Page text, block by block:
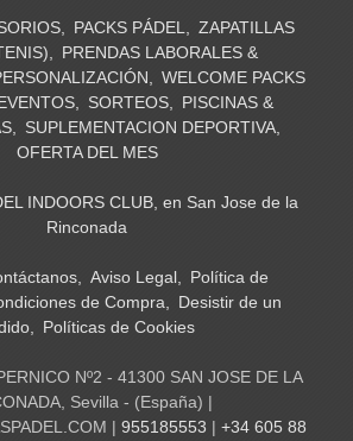
PACKS PÁDEL
ZAPATILLAS
PRENDAS LABORALES &
WELCOME PACKS
SORTEOS
PISCINAS &
SUPLEMENTACION DEPORTIVA
OFERTA DEL MES
INDOORS CLUB, en San Jose de la
Rinconada
Aviso Legal
Política de
de Compra
Desistir de un
Políticas de Cookies
Nº2 - 41300 SAN JOSE DE LA
Sevilla - (España) |
| 955185553 | +34 605 88